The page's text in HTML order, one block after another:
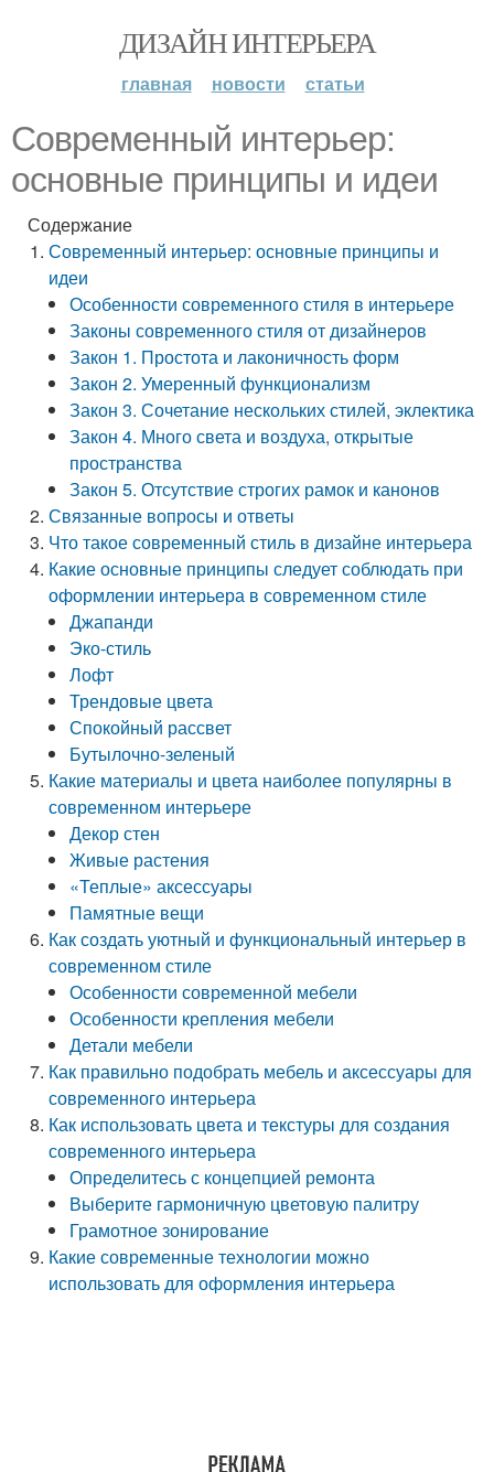
ДИЗАЙН ИНТЕРЬЕРА
главная новости статьи
Современный интерьер:
основные принципы и идеи
Содержание
Современный интерьер: основные принципы и
идеи
Особенности современного стиля в интерьере
Законы современного стиля от дизайнеров
Закон 1. Простота и лаконичность форм
Закон 2. Умеренный функционализм
Закон 3. Сочетание нескольких стилей, эклектика
Закон 4. Много света и воздуха, открытые
пространства
Закон 5. Отсутствие строгих рамок и канонов
Связанные вопросы и ответы
Что такое современный стиль в дизайне интерьера
Какие основные принципы следует соблюдать при
оформлении интерьера в современном стиле
Джапанди
Эко-стиль
Лофт
Трендовые цвета
Спокойный рассвет
Бутылочно-зеленый
Какие материалы и цвета наиболее популярны в
современном интерьере
Декор стен
Живые растения
«Теплые» аксессуары
Памятные вещи
Как создать уютный и функциональный интерьер в
современном стиле
Особенности современной мебели
Особенности крепления мебели
Детали мебели
Как правильно подобрать мебель и аксессуары для
современного интерьера
Как использовать цвета и текстуры для создания
современного интерьера
Определитесь с концепцией ремонта
Выберите гармоничную цветовую палитру
Грамотное зонирование
Какие современные технологии можно
использовать для оформления интерьера